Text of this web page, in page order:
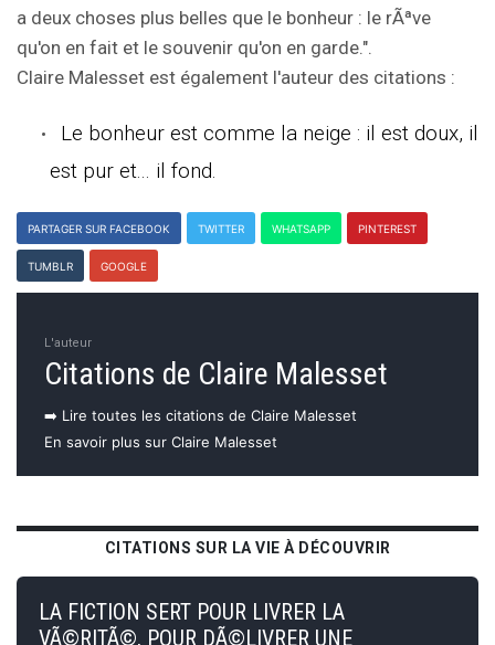
a deux choses plus belles que le bonheur : le rÃªve
qu'on en fait et le souvenir qu'on en garde.".
Claire Malesset est également l'auteur des citations :
Le bonheur est comme la neige : il est doux, il
est pur et... il fond.
PARTAGER SUR FACEBOOK TWITTER WHATSAPP PINTEREST
TUMBLR GOOGLE
L'auteur
Citations de Claire Malesset
➡️ Lire toutes les citations de Claire Malesset
En savoir plus sur Claire Malesset
CITATIONS SUR LA VIE À DÉCOUVRIR
LA FICTION SERT POUR LIVRER LA
VÃ©RITÃ©, POUR DÃ©LIVRER UNE